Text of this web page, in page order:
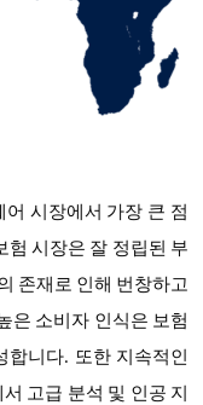
어 시장에서 가장 큰 점
험 시장은 잘 정립된 부
존재로 인해 번창하고
은 소비자 인식은 보험
합니다. 또한 지속적인
고급 분석 및 인공 지